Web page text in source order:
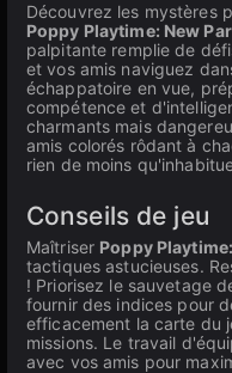
Découvrez les mystères
Poppy Playtime: New
palpitante remplie de
et vos amis naviguez
échappatoire en vue,
compétence et
charmants mais
amis colorés rôdant à
rien de moins
Conseils de jeu
Maîtriser Poppy
tactiques astucieuses.
! Priorisez le sauvetage
fournir des indices pour
efficacement la carte du
missions. Le travail
avec vos amis pour